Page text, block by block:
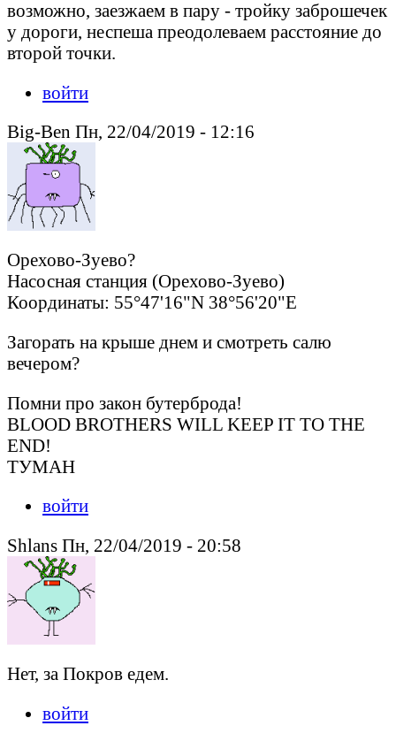
возможно, заезжаем в пару - тройку заброшечек
у дороги, неспеша преодолеваем расстояние до
второй точки.
войти
Big-Ben Пн, 22/04/2019 - 12:16
Орехово-Зуево?
Насосная станция (Орехово-Зуево)
Координаты: 55°47'16"N 38°56'20"E
Загорать на крыше днем и смотреть салю
вечером?
Помни про закон бутерброда!
BLOOD BROTHERS WILL KEEP IT TO THE
END!
ТУМАН
войти
Shlans Пн, 22/04/2019 - 20:58
Нет, за Покров едем.
войти